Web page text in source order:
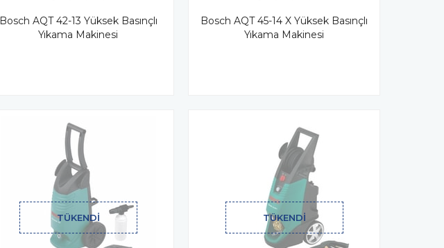
Bosch AQT 42-13 Yüksek Basınçlı
Yıkama Makinesi
Bosch AQT 45-14 X Yüksek Basınçlı
Yıkama Makinesi
TÜKENDI TÜKENDI